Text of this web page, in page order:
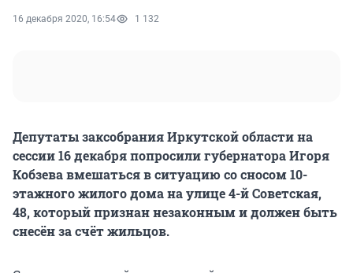
16 декабря 2020, 16:54 1 132
Депутаты заксобрания Иркутской области на
сессии 16 декабря попросили губернатора Игоря
Кобзева вмешаться в ситуацию со сносом 10-
этажного жилого дома на улице 4-й Советская,
48, который признан незаконным и должен быть
снесён за счёт жильцов.